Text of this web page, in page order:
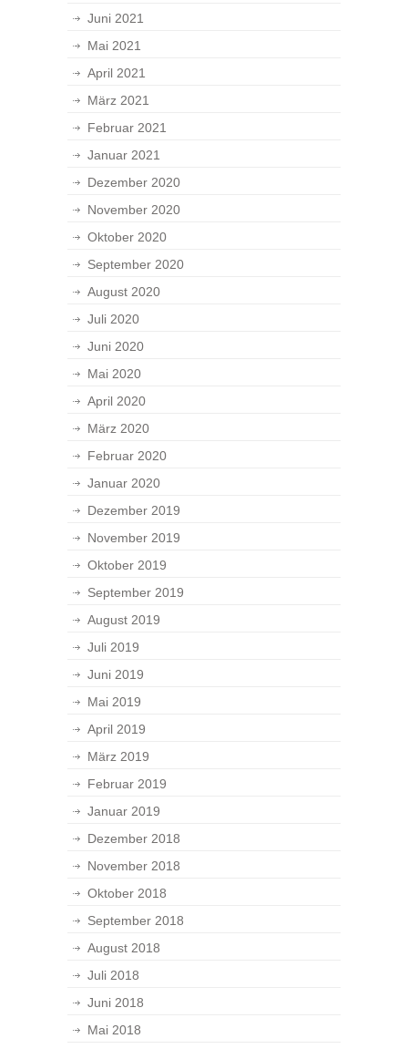
Juni 2021
Mai 2021
April 2021
März 2021
Februar 2021
Januar 2021
Dezember 2020
November 2020
Oktober 2020
September 2020
August 2020
Juli 2020
Juni 2020
Mai 2020
April 2020
März 2020
Februar 2020
Januar 2020
Dezember 2019
November 2019
Oktober 2019
September 2019
August 2019
Juli 2019
Juni 2019
Mai 2019
April 2019
März 2019
Februar 2019
Januar 2019
Dezember 2018
November 2018
Oktober 2018
September 2018
August 2018
Juli 2018
Juni 2018
Mai 2018